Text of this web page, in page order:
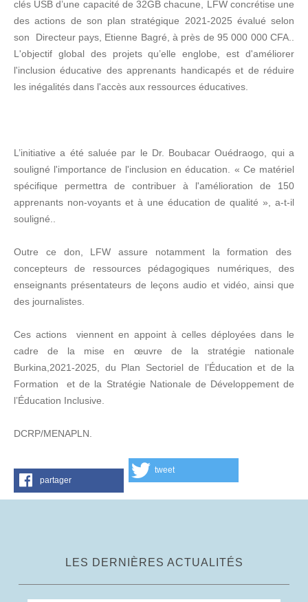
clés USB d’une capacité de 32GB chacune, LFW concrétise une
des actions de son plan stratégique 2021-2025 évalué selon
son Directeur pays, Etienne Bagré, à près de 95 000 000 CFA..
L'objectif global des projets qu’elle englobe, est d'améliorer
l'inclusion éducative des apprenants handicapés et de réduire
les inégalités dans l'accès aux ressources éducatives.
L’initiative a été saluée par le Dr. Boubacar Ouédraogo, qui a
souligné l'importance de l'inclusion en éducation. « Ce matériel
spécifique permettra de contribuer à l'amélioration de 150
apprenants non-voyants et à une éducation de qualité », a-t-il
souligné..
Outre ce don, LFW assure notamment la formation des
concepteurs de ressources pédagogiques numériques, des
enseignants présentateurs de leçons audio et vidéo, ainsi que
des journalistes.
Ces actions viennent en appoint à celles déployées dans le
cadre de la mise en œuvre de la stratégie nationale
Burkina,2021-2025, du Plan Sectoriel de l’Éducation et de la
Formation et de la Stratégie Nationale de Développement de
l’Éducation Inclusive.
DCRP/MENAPLN.
partager
tweet
LES DERNIÈRES ACTUALITÉS